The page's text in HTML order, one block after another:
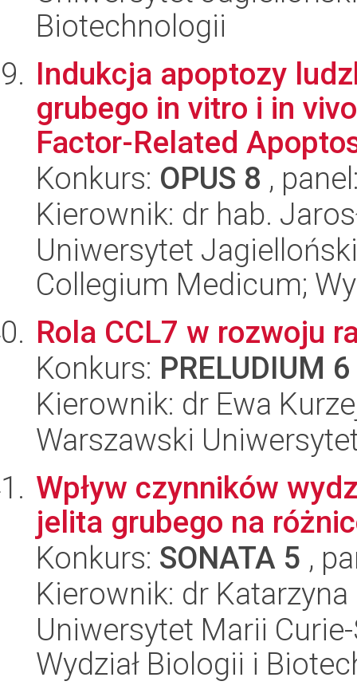
Biotechnologii
Indukcja apoptozy
grubego in vitro i in
Factor-Related
Konkurs: OPUS 8 ,
Kierownik: dr hab.
Uniwersytet
Collegium Medicum;
Rola CCL7 w rozwoju
Konkurs: PRELUDIUM 6
Kierownik: dr Ewa
Warszawski
Wpływ czynników
jelita grubego na
Konkurs: SONATA 5 ,
Kierownik: dr
Uniwersytet Marii
Wydział Biologii i